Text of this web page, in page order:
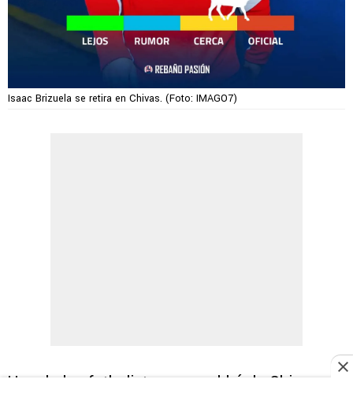
Isaac Brizuela se retira en Chivas. (Foto: IMAGO7)
Uno de los futbolistas que saldrá de Chivas es